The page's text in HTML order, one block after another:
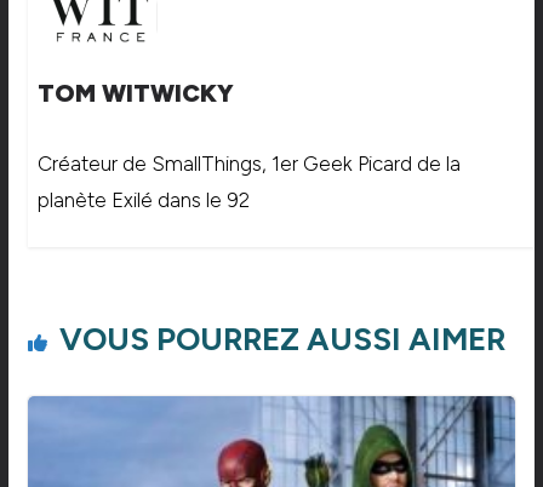
TOM WITWICKY
Créateur de SmallThings, 1er Geek Picard de la
planète Exilé dans le 92
VOUS POURREZ AUSSI AIMER